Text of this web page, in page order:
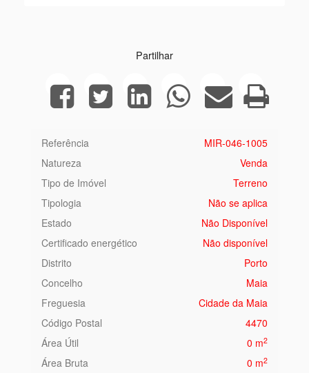
Partilhar
Referência
MIR-046-1005
Natureza
Venda
Tipo de Imóvel
Terreno
Tipologia
Não se aplica
Estado
Não Disponível
Certificado energético
Não disponível
Distrito
Porto
Concelho
Maia
Freguesia
Cidade da Maia
Código Postal
4470
Área Útil
0 m2
Área Bruta 0 m2